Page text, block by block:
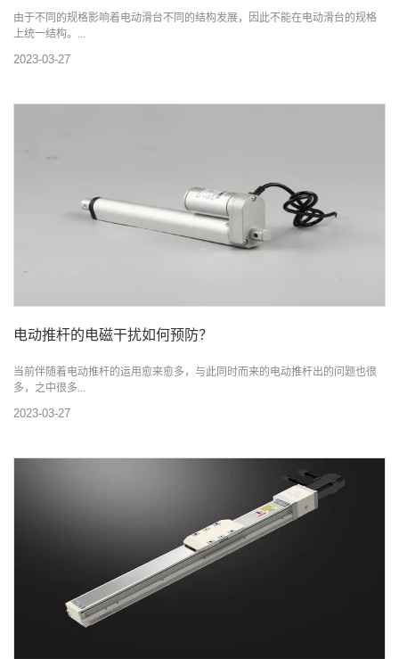
由于不同的规格影响着电动滑台不同的结构发展，因此不能在电动滑台的规格
上统一结构。...
2023-03-27
电动推杆的电磁干扰如何预防？
当前伴随着电动推杆的运用愈来愈多，与此同时而来的电动推杆出的问题也很
多，之中很多...
2023-03-27